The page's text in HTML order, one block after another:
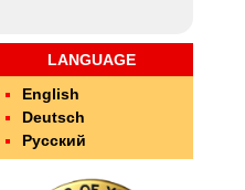
LANGUAGE
English
Deutsch
Русский